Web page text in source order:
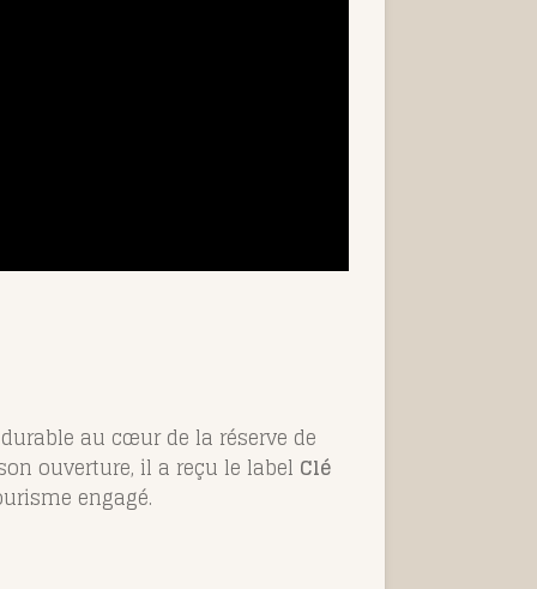
au cœur de la réserve de
ouverture, il a reçu le label Clé
engagé.